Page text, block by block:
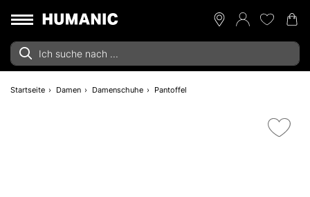
Startseite Damen Damenschuhe Pantoffel